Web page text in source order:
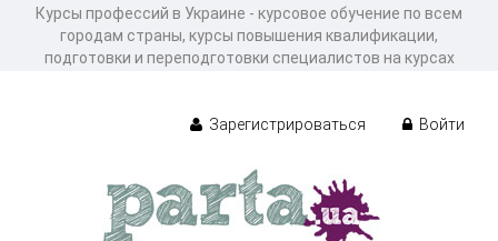
Курсы профессий в Украине - курсовое обучение по всем
городам страны, курсы повышения квалификации,
подготовки и переподготовки специалистов на курсах
Зарегистрироваться Войти